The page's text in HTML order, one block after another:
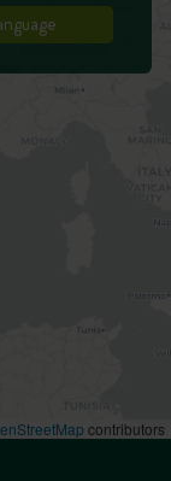
contributors